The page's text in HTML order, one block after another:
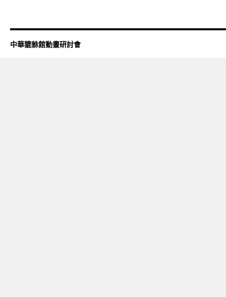
中華貔貅館動畫研討會